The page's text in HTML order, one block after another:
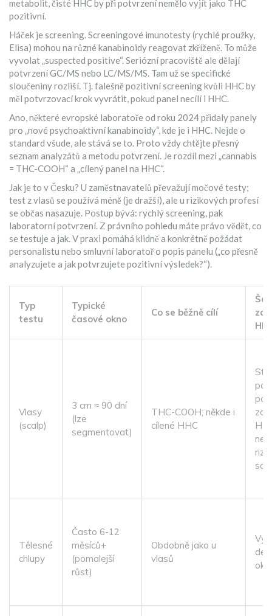
metabolit, čisté HHC by při potvrzení nemělo vyjít jako THC
pozitivní.
Háček je screening. Screeningové imunotesty (rychlé proužky,
Elisa) mohou na různé kanabinoidy reagovat zkříženě. To může
vyvolat „suspected positive“. Seriózní pracoviště ale dělají
potvrzení GC/MS nebo LC/MS/MS. Tam už se specifické
sloučeniny rozliší. Tj. falešně pozitivní screening kvůli HHC by
měl potvrzovací krok vyvrátit, pokud panel necílí i HHC.
Ano, některé evropské laboratoře od roku 2024 přidaly panely
pro „nové psychoaktivní kanabinoidy“, kde je i HHC. Nejde o
standard všude, ale stává se to. Proto vždy chtějte přesný
seznam analyzátů a metodu potvrzení. Je rozdíl mezi „cannabis
= THC-COOH“ a „cílený panel na HHC“.
Jak je to v Česku? U zaměstnavatelů převažují močové testy;
test z vlasů se používá méně (je dražší), ale u rizikových profesí
se občas nasazuje. Postup bývá: rychlý screening, pak
laboratorní potvrzení. Z právního pohledu máte právo vědět, co
se testuje a jak. V praxi pomáhá klidně a konkrétně požádat
personalistu nebo smluvní laboratoř o popis panelu („co přesně
analyzujete a jak potvrzujete pozitivní výsledek?“).
Typ
testu
Typické
časové okno
Co se běžně cílí
Vlasy
(scalp)
3 cm ≈ 90 dní
(lze
segmentovat)
THC-COOH; někde i
cílené HHC
Tělesné
chlupy
Často 6-12
měsíců+
(pomalejší
růst)
Obdobně jako u
vlasů